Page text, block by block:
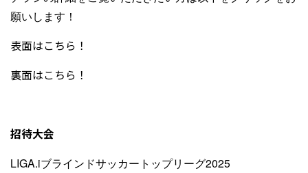
願いします！
表面はこちら！
裏面はこちら！
招待大会
LIGA.iブラインドサッカートップリーグ2025